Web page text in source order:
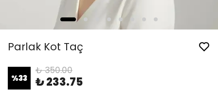
Parlak Kot Taç
%33
₺ 350.00
₺ 233.75